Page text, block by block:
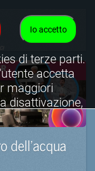
dell’acqua
Io accetto
di terze parti.
accetta
maggiori
disattivazione,
cookies